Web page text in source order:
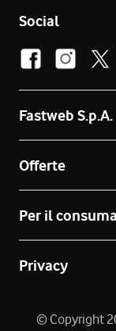
Social
Fastweb S.p.A.
Offerte
Per il
Privacy
© Copyright